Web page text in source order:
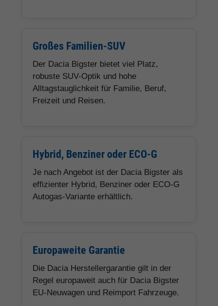
Großes Familien-SUV
Der Dacia Bigster bietet viel Platz,
robuste SUV-Optik und hohe
Alltagstauglichkeit für Familie, Beruf,
Freizeit und Reisen.
Hybrid, Benziner oder ECO-G
Je nach Angebot ist der Dacia Bigster als
effizienter Hybrid, Benziner oder ECO-G
Autogas-Variante erhältlich.
Europaweite Garantie
Die Dacia Herstellergarantie gilt in der
Regel europaweit auch für Dacia Bigster
EU-Neuwagen und Reimport Fahrzeuge.